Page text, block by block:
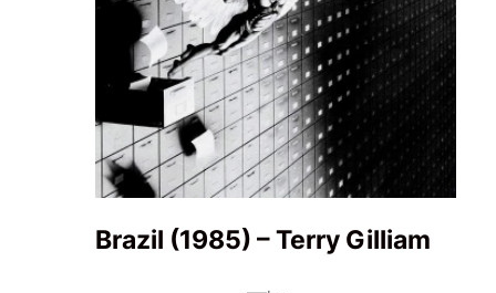
Brazil (1985) – Terry Gilliam